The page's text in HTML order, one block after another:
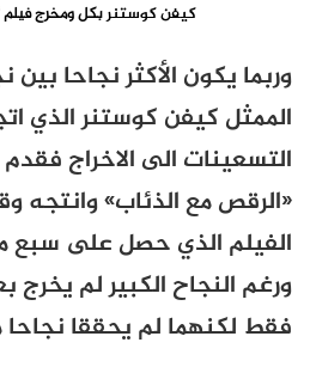
كيفن كوستنربكل ومخرج فيلم
وربما يكون الأكثر نجاحا
الممثل كيفن كوستنر الذي
التسعينات الى الاخراج
«الرقص مع الذئاب» وانتجه
الفيلم الذي حصل على سبع
ورغم النجاح الكبير لم
فقط لكنهما لم يحققا نجاحا